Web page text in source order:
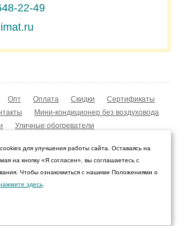
22-49
Опт Оплата Скидки
Сертификаты
Мини-кондиционер без воздуховода
Уличные обогреватели
Конвекторы NOBO
«Мистер Климат»
область
для улучшения работы сайта. Оставаясь на
на кнопку «Я согласен», вы соглашаетесь с
Чтобы ознакомиться с нашими Положениями о
здесь